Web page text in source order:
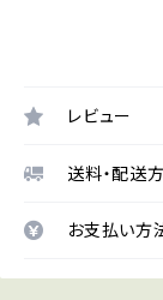
レビュー
送料・配送
お支払い方